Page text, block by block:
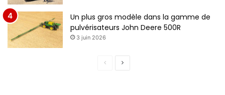
Un plus gros modèle dans la gamme de
pulvérisateurs John Deere 500R
3 juin 2026
Page
Page